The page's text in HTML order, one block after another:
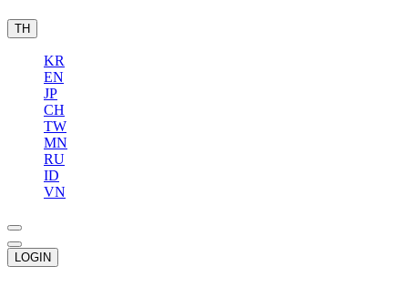
TH
KR
EN
JP
CH
TW
MN
RU
ID
VN
LOGIN